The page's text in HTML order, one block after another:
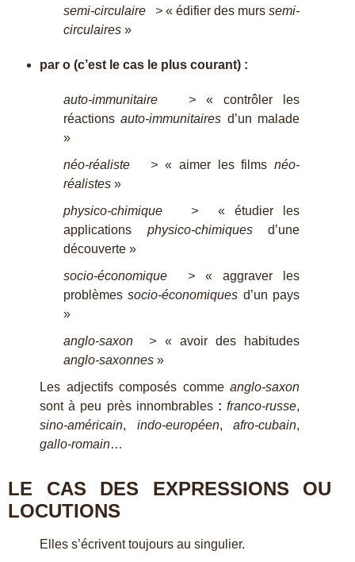
semi-circulaire > « édifier des murs semi-
circulaires »
par o (c’est le cas le plus courant) :
auto-immunitaire > « contrôler les
réactionsauto-immunitaires d’un malade
»
néo-réaliste > « aimer les films néo-
réalistes »
physico-chimique >
« étudier les
applications physico-chimiquesd’une
découverte »
socio-économique > « aggraver les
problèmessocio-économiques d’un pays
»
anglo-saxon > « avoir des habitudes
anglo-saxonnes »
Les adjectifs composés comme anglo-saxon
sont à peu près innombrables :franco-russe,
sino-américain, indo-européen, afro-cubain,
gallo-romain…
LE CAS DES EXPRESSIONS OU
LOCUTIONS
Elles s’écrivent toujours au singulier.